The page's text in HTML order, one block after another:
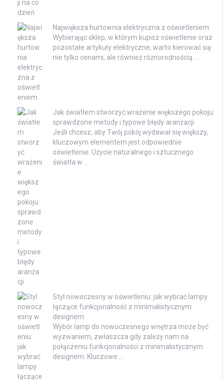
Największa hurtownia elektryczna z oświetleniem
Wybierając sklep, w którym kupisz oświetlenie oraz
pozostałe artykuły elektryczne, warto kierować się
nie tylko cenami, ale również różnorodnością …
Jak światłem stworzyć wrażenie większego pokoju:
sprawdzone metody i typowe błędy aranżacji
Jeśli chcesz, aby Twój pokój wydawał się większy,
kluczowym elementem jest odpowiednie
oświetlenie. Użycie naturalnego i sztucznego
światła w …
Styl nowoczesny w oświetleniu: jak wybrać lampy
łączące funkcjonalność z minimalistycznym
designem
Wybór lamp do nowoczesnego wnętrza może być
wyzwaniem, zwłaszcza gdy zależy nam na
połączeniu funkcjonalności z minimalistycznym
designem. Kluczowe …